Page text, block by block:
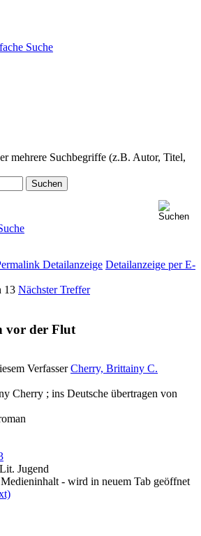
Suche
mehrere Suchbegriffe (z.B. Autor, Titel,
Detailanzeige Detailanzeige per E-
13 Nächster Treffer
vor der Flut
Verfasser Cherry, Brittainy C.
Cherry ; ins Deutsche übertragen von
Jugend
- wird in neuem Tab geöffnet